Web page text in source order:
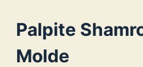
Palpite
Molde